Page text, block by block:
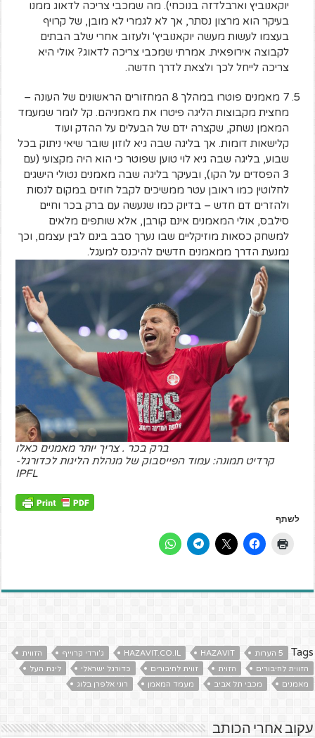
יוקאנוביץ וארבלדזה בנוכחי). מה שמכבי צריכה לדאוג ממנו
בעיקר הוא מרצון נסתר, אך לא לגמרי לא מובן, של קרויף
בעצמו לעשות מעשה יוקאנוביץ' ולעזוב אחרי שלב הבתים
לקבוצה אירופאית. אמרתי שמכבי צריכה לדאוג? אולי היא
צריכה לייחל לכך ולצאת לדרך חדשה.
7 מאמנים פוטרו במהלך 8 המחזורים הראשונים של העונה –
מחצית מקבוצות הליגה פיטרו את מאמניהם. קל לומר שמעמד
המאמן נשחק, שקצרה ידם של הבעלים על ההדק ועוד
קלישאות דומות. אך בליגה שבה גיא לוזון שובר שיאי ניתוק בכל
שבוע, בליגה שבה גיא לוי טוען שפוטר כי הוא היה מקצועי (עם
3 הפסדים על הקו), ובעיקר בליגה שבה מאמנים נטולי הישגים
לחלוטין כמו ראובן עטר ממשיכים לקבל חוזים במקום לנסות
ולהזרים דם חדש – בדיוק כמו שנעשה עם ברק בכר וחיים
סילבס, אולי המאמנים אינם קורבן, אלא שותפים מלאים
למשחק כסאות מוזיקליים שבו נערך סבב בינם לבין עצמם, וכך
נמנעת הדרך ממאמנים חדשים להיכנס למעגל.
ברק בכר . צריך יותר מאמנים כאלו
קרדיט תמונה: עמוד הפייסבוק של מנהלת הליגות לכדורגל-
IPFL
לשתף
Tags 5 הערות HAZAVIT
HAZAVIT.CO.IL ג'ורדי קרוייף
הזווית
הזווית לחיבורים
הזוית זווית לחיבורים כדורגל ישראלי
ליגת העל
מאמנים
מכבי תל אביב מעמד המאמן רוני אלפרן בלוג
עקוב אחרי הכותב